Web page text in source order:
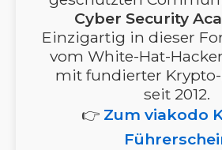
Cyber Security
Einzigartig in dieser
vom White-Hat-
mit fundierter
seit 2012.
👉 Zum viakodo